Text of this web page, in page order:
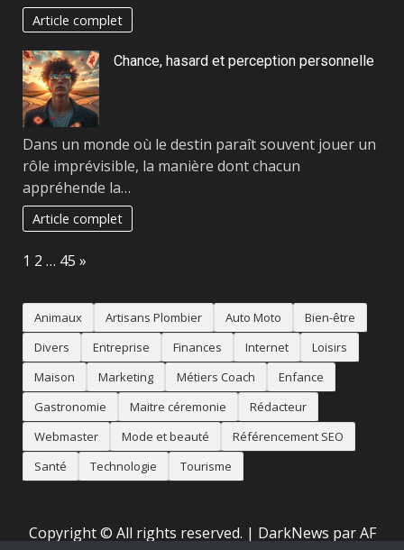
Article complet
Chance, hasard et perception personnelle
Dans un monde où le destin paraît souvent jouer un
rôle imprévisible, la manière dont chacun
appréhende la…
Article complet
Page:
1 2 … 45 Next
»
Animaux Artisans Plombier Auto Moto
Bien-être
Divers
Entreprise Finances Internet
Loisirs
Maison
Marketing Métiers Coach
Enfance
Gastronomie
Maitre céremonie
Rédacteur
Webmaster
Mode et beauté
Référencement SEO
Santé
Technologie Tourisme
Copyright © All rights reserved. | DarkNews par AF